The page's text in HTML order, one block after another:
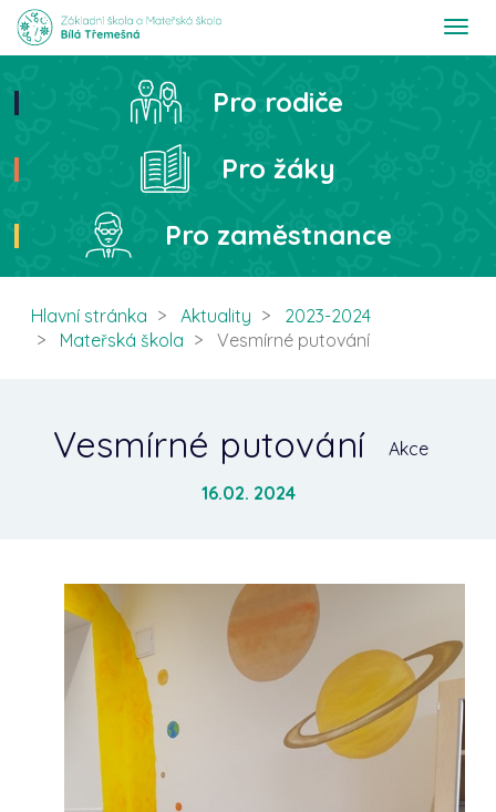
T
t
Hledat
Pro rodiče
Pro žáky
Pro zaměstnance
Hlavní stránka Aktuality
2023-2024
Mateřská škola
Vesmírné putování
Vesmírné putování
Akce
16.02. 2024